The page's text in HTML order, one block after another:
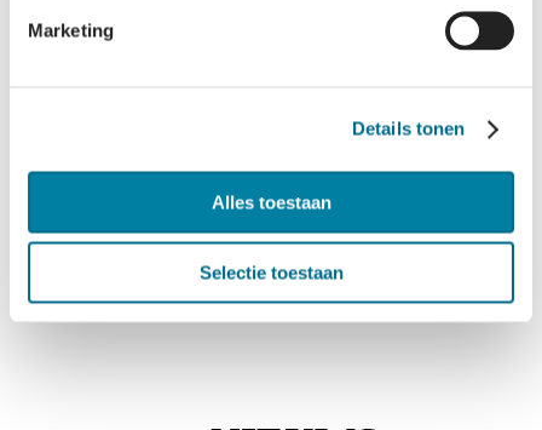
Marketing
Details tonen
Alles toestaan
Selectie toestaan
Klimaatfonds
Terschelling en
Vlieland